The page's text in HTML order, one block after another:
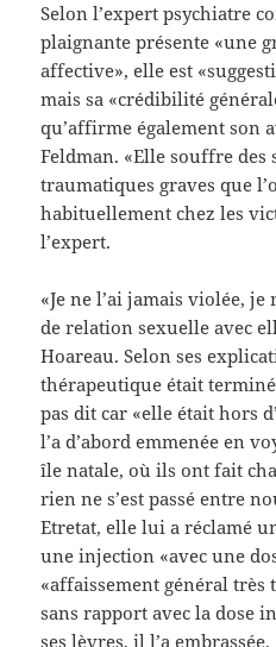
Selon l’expert psychiatre
plaignante présente «une
affective», elle est
mais sa «crédibilité
qu’affirme également son
Feldman. «Elle souffre des
traumatiques graves que
habituellement chez les
l’expert.
«Je ne l’ai jamais violée,
de relation sexuelle avec
Hoareau. Selon ses
thérapeutique était
pas dit car «elle était hors
l’a d’abord emmenée en
île natale, où ils ont fait
rien ne s’est passé entre
Etretat, elle lui a réclamé
une injection «avec une
«affaissement général très
sans rapport avec la dose
ses lèvres, il l’a